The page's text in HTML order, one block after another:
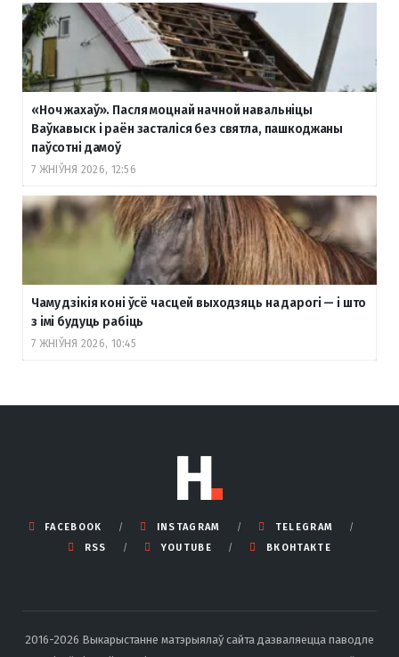
«Ноч жахаў». Пасля моцнай начной навальніцы
Ваўкавыск і раён засталіся без святла, пашкоджаны
паўсотні дамоў
7 ЖНІЎНЯ 2026, 12:56
Чаму дзікія коні ўсё часцей выходзяць на дарогі — і што
з імі будуць рабіць
7 ЖНІЎНЯ 2026, 10:45
FACEBOOK INSTAGRAM
TELEGRAM
RSS
YOUTUBE ВКОНТАКТЕ
2016-2026 Выкарыстанне матэрыялаў сайта дазваляецца паводле